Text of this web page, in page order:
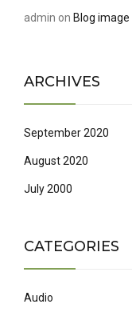
admin on Blog
ARCHIVES
September 2020
August 2020
July 2000
CATEGORIES
Audio